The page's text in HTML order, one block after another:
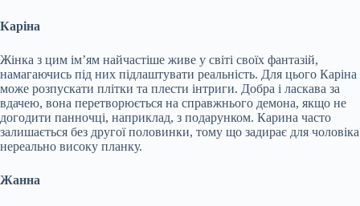
Каріна
Жінка з цим ім’ям найчастіше живе у світі своїх фантазій,
намагаючись під них підлаштувати реальність. Для цього Каріна
може розпускати плітки та плести інтриги. Добра і ласкава за
вдачею, вона перетворюється на справжнього демона, якщо не
догодити панночці, наприклад, з подарунком. Карина часто
залишається без другої половинки, тому що задирає для чоловіка
нереально високу планку.
Жанна